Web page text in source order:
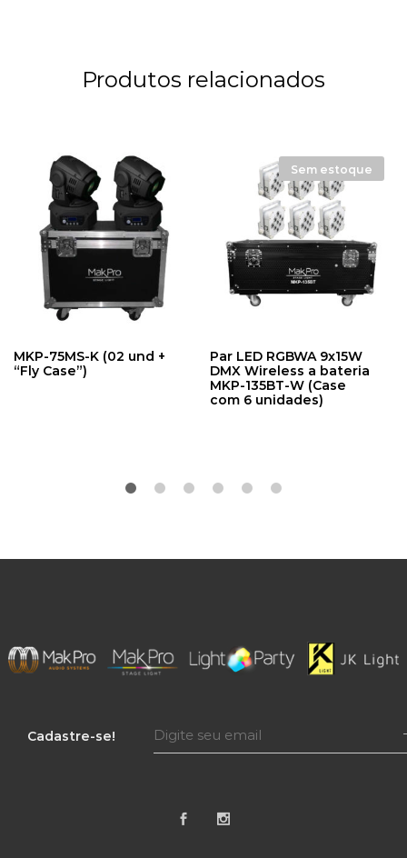
Produtos relacionados
MKP-75MS-K (02 und +
“Fly Case”)
Sem estoque
Par LED RGBWA 9x15W
DMX Wireless a bateria
MKP-135BT-W (Case
com 6 unidades)
Cadastre-se!